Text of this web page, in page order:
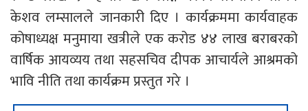
केशव लम्सालले जानकारी दिए । कार्यक्रममा कार्यवाहक
कोषाध्यक्ष मनुमाया खत्रीले एक करोड ४४ लाख बराबरको
वार्षिक आयव्यय तथा सहसचिव दीपक आचार्यले आश्रमको
भावि नीति तथा कार्यक्रम प्रस्तुत गरे ।